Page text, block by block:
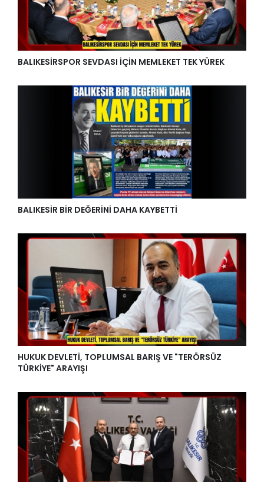
BALIKESİRSPOR SEVDASI İÇİN MEMLEKET TEK YÜREK
BALIKESİR BİR DEĞERİNİ DAHA KAYBETTİ
HUKUK DEVLETİ, TOPLUMSAL BARIŞ VE "TERÖRSÜZ
TÜRKİYE" ARAYIŞI